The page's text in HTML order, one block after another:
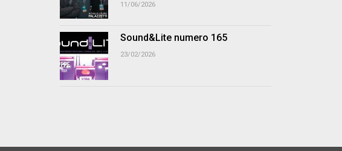
11/06/2026
Sound&Lite numero 165
23/02/2026